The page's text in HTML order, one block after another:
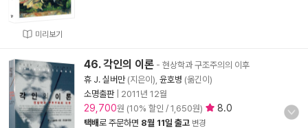
미리보기
46. 각인의 이론 - 현상학과 구조주의의 이후
휴 J. 실버만(지은이), 윤호병 (옮긴이)
소명출판| 2011년 12월
29,700원 (10% 할인 / 1,650원) 8.0
택배로 주문하면 8월 11일 출고 변경